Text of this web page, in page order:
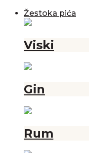
Žestoka pića
Viski
Gin
Rum